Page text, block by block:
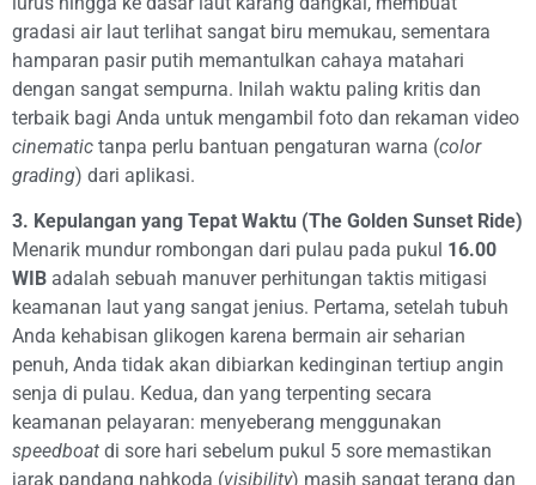
gradasi air laut terlihat sangat biru memukau, sementara
hamparan pasir putih memantulkan cahaya matahari
dengan sangat sempurna. Inilah waktu paling kritis dan
terbaik bagi Anda untuk mengambil foto dan rekaman video
cinematic tanpa perlu bantuan pengaturan warna (color
grading) dari aplikasi.
3. Kepulangan yang Tepat Waktu (The Golden Sunset Ride)
Menarik mundur rombongan dari pulau pada pukul 16.00
WIB adalah sebuah manuver perhitungan taktis mitigasi
keamanan laut yang sangat jenius. Pertama, setelah tubuh
Anda kehabisan glikogen karena bermain air seharian
penuh, Anda tidak akan dibiarkan kedinginan tertiup angin
senja di pulau. Kedua, dan yang terpenting secara
keamanan pelayaran: menyeberang menggunakan
speedboat di sore hari sebelum pukul 5 sore memastikan
jarak pandang nahkoda (visibility) masih sangat terang dan